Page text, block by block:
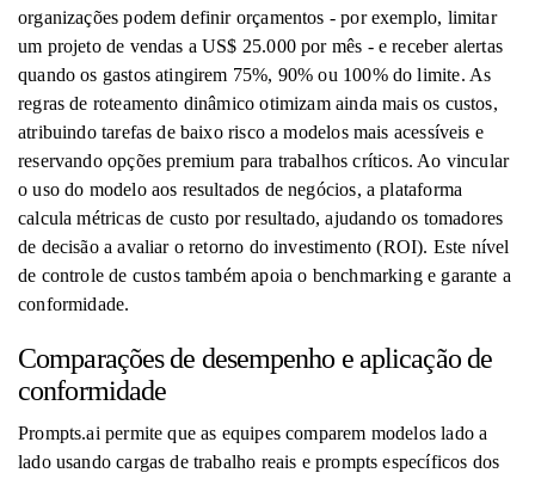
organizações podem definir orçamentos - por exemplo, limitar
um projeto de vendas a US$ 25.000 por mês - e receber alertas
quando os gastos atingirem 75%, 90% ou 100% do limite. As
regras de roteamento dinâmico otimizam ainda mais os custos,
atribuindo tarefas de baixo risco a modelos mais acessíveis e
reservando opções premium para trabalhos críticos. Ao vincular
o uso do modelo aos resultados de negócios, a plataforma
calcula métricas de custo por resultado, ajudando os tomadores
de decisão a avaliar o retorno do investimento (ROI). Este nível
de controle de custos também apoia o benchmarking e garante a
conformidade.
Comparações de desempenho e aplicação de
conformidade
Prompts.ai permite que as equipes comparem modelos lado a
lado usando cargas de trabalho reais e prompts específicos dos